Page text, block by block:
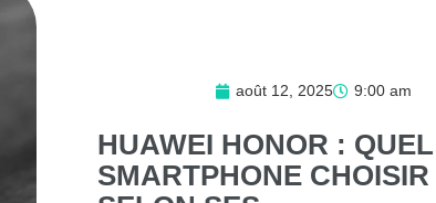
août 12, 2025 9:00 am
HUAWEI HONOR : QUEL
SMARTPHONE CHOISIR